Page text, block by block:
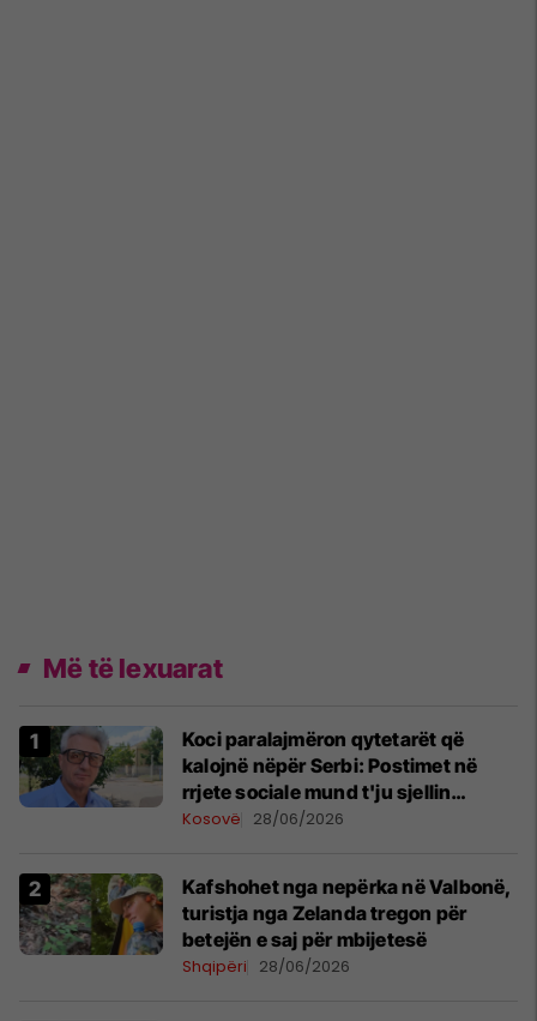
Më të lexuarat
Koci paralajmëron qytetarët që
kalojnë nëpër Serbi: Postimet në
rrjete sociale mund t'ju sjellin
probleme
Kosovë 28/06/2026
Kafshohet nga nepërka në Valbonë,
turistja nga Zelanda tregon për
betejën e saj për mbijetesë
Shqipëri 28/06/2026